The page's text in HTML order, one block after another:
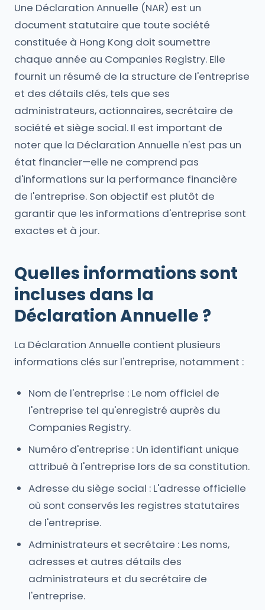
Une Déclaration Annuelle (NAR) est un
document statutaire que toute société
constituée à Hong Kong doit soumettre
chaque année au Companies Registry. Elle
fournit un résumé de la structure de l'entreprise
et des détails clés, tels que ses
administrateurs, actionnaires, secrétaire de
société et siège social. Il est important de
noter que la Déclaration Annuelle n'est pas un
état financier—elle ne comprend pas
d'informations sur la performance financière
de l'entreprise. Son objectif est plutôt de
garantir que les informations d'entreprise sont
exactes et à jour.
Quelles informations sont
incluses dans la
Déclaration Annuelle ?
La Déclaration Annuelle contient plusieurs
informations clés sur l'entreprise, notamment :
Nom de l'entreprise : Le nom officiel de
l'entreprise tel qu'enregistré auprès du
Companies Registry.
Numéro d'entreprise : Un identifiant unique
attribué à l'entreprise lors de sa constitution.
Adresse du siège social : L'adresse officielle
où sont conservés les registres statutaires
de l'entreprise.
Administrateurs et secrétaire : Les noms,
adresses et autres détails des
administrateurs et du secrétaire de
l'entreprise.